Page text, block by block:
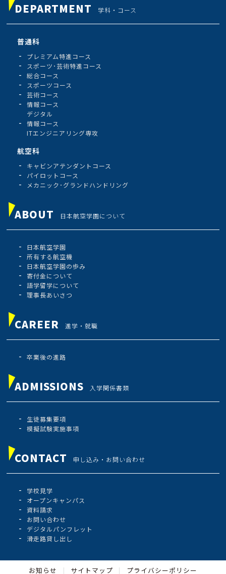
DEPARTMENT 学科・コース
普通科
プレミアム特進コース
スポーツ･芸術特進コース
総合コース
スポーツコース
芸術コース
情報コース
デジタル
情報コース
ITエンジニアリング専攻
航空科
キャビンアテンダントコース
パイロットコース
メカニック･グランドハンドリング
ABOUT 日本航空学園について
日本航空学園
所有する航空機
日本航空学園の歩み
寄付金について
語学留学について
理事長あいさつ
CAREER 進学・就職
卒業後の進路
ADMISSIONS 入学関係書類
生徒募集要項
模擬試験実施事項
CONTACT 申し込み・お問い合わせ
学校見学
オープンキャンパス
資料請求
お問い合わせ
デジタルパンフレット
滑走路貸し出し
お知らせ サイトマップ プライバシーポリシー